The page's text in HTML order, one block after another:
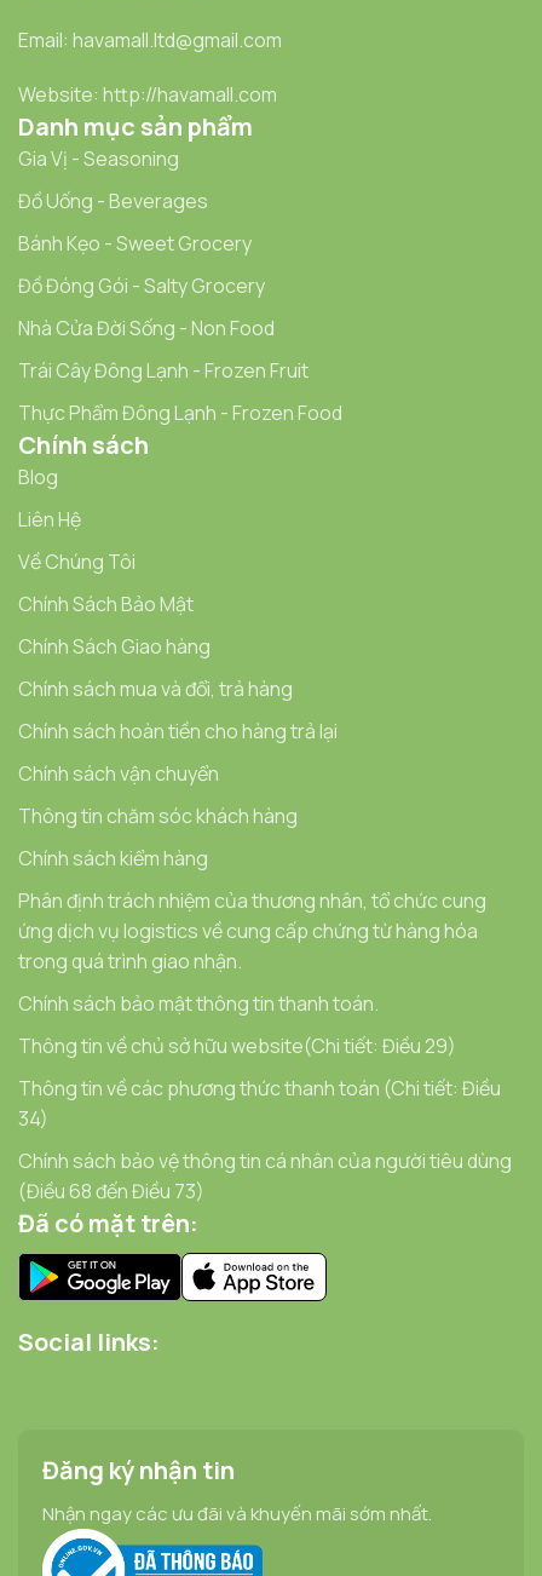
Email: havamall.ltd@gmail.com
Website: http://havamall.com
Danh mục sản phẩm
Gia Vị - Seasoning
Đồ Uống - Beverages
Bánh Kẹo - Sweet Grocery
Đồ Đóng Gói - Salty Grocery
Nhà Cửa Đời Sống - Non Food
Trái Cây Đông Lạnh - Frozen Fruit
Thực Phẩm Đông Lạnh - Frozen Food
Chính sách
Blog
Liên Hệ
Về Chúng Tôi
Chính Sách Bảo Mật
Chính Sách Giao hàng
Chính sách mua và đổi, trả hàng
Chính sách hoàn tiền cho hàng trả lại
Chính sách vận chuyển
Thông tin chăm sóc khách hàng
Chính sách kiểm hàng
Phân định trách nhiệm của thương nhân, tổ chức cung
ứng dịch vụ logistics về cung cấp chứng từ hàng hóa
trong quá trình giao nhận.
Chính sách bảo mật thông tin thanh toán.
Thông tin về chủ sở hữu website(Chi tiết: Điều 29)
Thông tin về các phương thức thanh toán (Chi tiết: Điều
34)
Chính sách bảo vệ thông tin cá nhân của người tiêu dùng
(Điều 68 đến Điều 73)
Đã có mặt trên:
Social links:
Đăng ký nhận tin
Nhận ngay các ưu đãi và khuyến mãi sớm nhất.